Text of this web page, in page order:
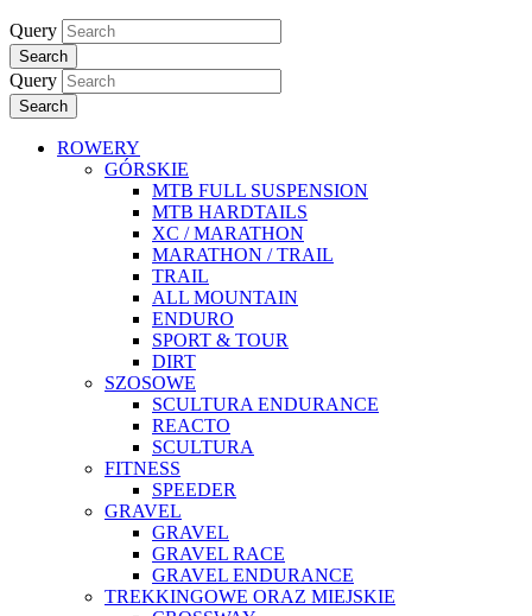
Query
Search
Query
Search
ROWERY
GÓRSKIE
MTB FULL SUSPENSION
MTB HARDTAILS
XC / MARATHON
MARATHON / TRAIL
TRAIL
ALL MOUNTAIN
ENDURO
SPORT & TOUR
DIRT
SZOSOWE
SCULTURA ENDURANCE
REACTO
SCULTURA
FITNESS
SPEEDER
GRAVEL
GRAVEL
GRAVEL RACE
GRAVEL ENDURANCE
TREKKINGOWE ORAZ MIEJSKIE